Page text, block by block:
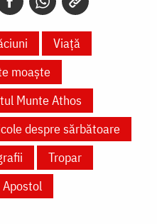
Viață
moaște
Munte Athos
despre sărbătoare
Tropar
Apostol